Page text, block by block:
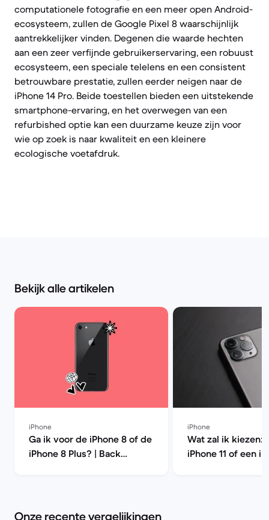
computationele fotografie en een meer open Android-
ecosysteem, zullen de Google Pixel 8 waarschijnlijk
aantrekkelijker vinden. Degenen die waarde hechten
aan een zeer verfijnde gebruikerservaring, een robuust
ecosysteem, een speciale telelens en een consistent
betrouwbare prestatie, zullen eerder neigen naar de
iPhone 14 Pro. Beide toestellen bieden een uitstekende
smartphone-ervaring, en het overwegen van een
refurbished optie kan een duurzame keuze zijn voor
wie op zoek is naar kwaliteit en een kleinere
ecologische voetafdruk.
Bekijk alle artikelen
iPhone
Ga ik voor de iPhone 8 of de
iPhone 8 Plus? | Back
iPhone
Wat zal ik kiezen:
iPhone 11 of een
Onze recente vergelijkingen